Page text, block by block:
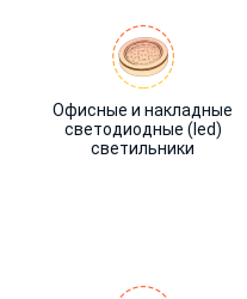
Офисные и накладные
светодиодные (led)
светильники